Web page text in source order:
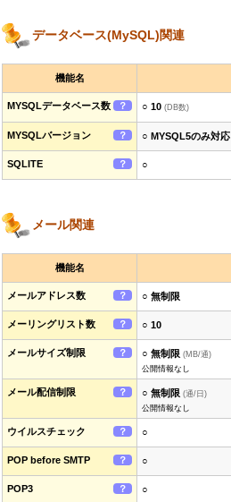
データベース(MySQL)関連
機能名
MYSQLデータベース数 ？ ○ 10 (DB数)
MYSQLバージョン ？ ○ MYSQL5のみ対応
SQLITE ？ ○
メール関連
機能名
メールアドレス数 ？ ○ 無制限
メーリングリスト数 ？ ○ 10
メールサイズ制限 ？ ○ 無制限 (MB/通)
公開情報なし
メール配信制限 ？ ○ 無制限 (通/日)
公開情報なし
ウイルスチェック ？ ○
POP before SMTP ？ ○
POP3 ？ ○